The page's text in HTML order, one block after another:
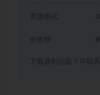
资源格式
有效期
下载遇到问题？可联